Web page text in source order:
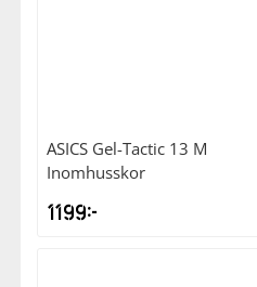
ASICS Gel-Tactic 13 M
Inomhusskor
1199kr